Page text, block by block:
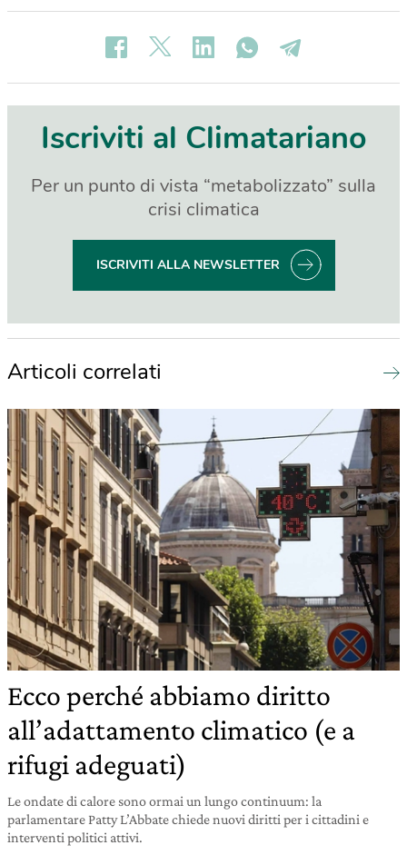
Iscriviti al Climatariano
Per un punto di vista “metabolizzato” sulla
crisi climatica
ISCRIVITI ALLA NEWSLETTER
Articoli correlati
Ecco perché abbiamo diritto
all’adattamento climatico (e a
rifugi adeguati)
Le ondate di calore sono ormai un lungo continuum: la
parlamentare Patty L’Abbate chiede nuovi diritti per i cittadini e
interventi politici attivi.